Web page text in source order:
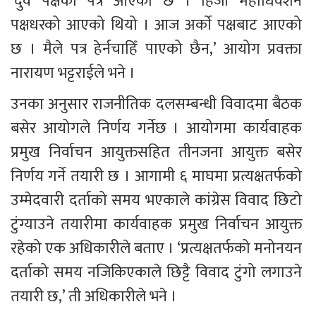
पक्षधरको आएको थियो । आज अर्काे पक्षबाट आएको
छ । मैले पत्र हेर्नचाहिँ पाएको छैन,’ आयोग प्रवक्ता
नारायण भट्टराईले भने ।
उनका अनुसार राजनीतिक दलसम्बन्धी विवादमा बैठक
बसेर आयोगले निर्णय गर्नेछ । आयोगमा कार्यवाहक
प्रमुख निर्वाचन आयुक्तसहित तीनजना आयुक्त बसेर
निर्णय गर्ने तयारी छ । आगामी ६ माघमा प्रत्यक्षतर्फको
उम्मेदवारी दर्ताको समय भएकाले कांग्रेस विवाद छिटो
टुंग्याउने तयारीमा कार्यवाहक प्रमुख निर्वाचन आयुक्त
रहेको एक अधिकारीले बताए । ‘प्रत्यक्षतर्फको मनोनयन
दर्ताको समय नजिकिएकाले छिट्टै विवाद टुंगो लगाउने
तयारी छ,’ ती अधिकारीले भने ।